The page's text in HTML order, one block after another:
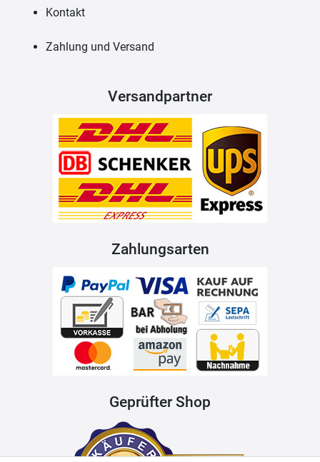
Kontakt
Zahlung und Versand
Versandpartner
Zahlungsarten
Geprüfter Shop